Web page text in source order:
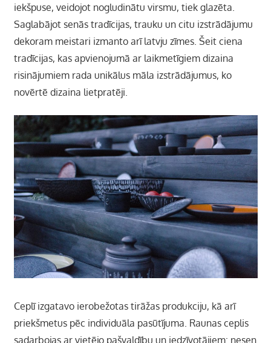
iekšpuse, veidojot nogludinātu virsmu, tiek glazēta.
Saglabājot senās tradīcijas, trauku un citu izstrādājumu
dekoram meistari izmanto arī latvju zīmes. Šeit ciena
tradīcijas, kas apvienojumā ar laikmetīgiem dizaina
risinājumiem rada unikālus māla izstrādājumus, ko
novērtē dizaina lietpratēji.
Ceplī izgatavo ierobežotas tirāžas produkciju, kā arī
priekšmetus pēc individuāla pasūtījuma. Raunas ceplis
sadarbojas ar vietējo pašvaldību un iedzīvotājiem: nesen